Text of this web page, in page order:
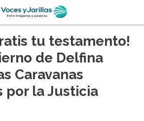
tu testamento!
de Delfina
Caravanas
por la Justicia